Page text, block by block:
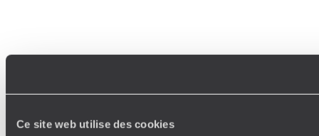
Ce site web utilise des cookies